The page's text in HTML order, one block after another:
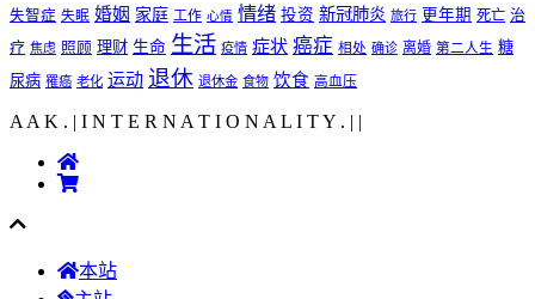
失智症 失眠 婚姻 家庭 工作 心情 情绪 投资 新冠肺炎 旅行 更年期 死亡 治
疗 焦虑 照顾 理财 生命 生活 疫情 症状 癌症 相处 确诊 离婚 第二人生 糖
尿病 罹癌 老化 运动 退休 退休金 食物 饮食 高血压
A A K . | I N T E R N A T I O N A L I T Y . | |
本站